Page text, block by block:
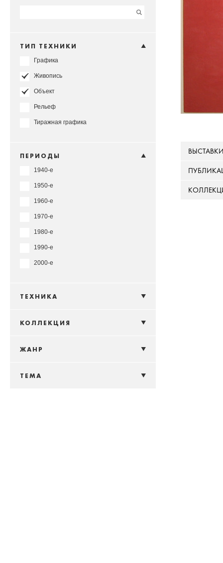
ТИП ТЕХНИКИ
Графика
Живопись
Объект
Рельеф
Тиражная графика
ПЕРИОДЫ
1940-е
1950-е
1960-е
1970-е
1980-е
1990-е
2000-е
ТЕХНИКА
КОЛЛЕКЦИЯ
ЖАНР
ТЕМА